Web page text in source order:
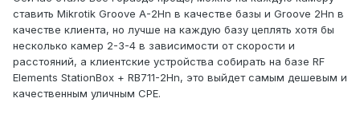
ставить Mikrotik Groove A-2Hn в качестве базы и Groove 2Hn в
качестве клиента, но лучше на каждую базу цеплять хотя бы
несколько камер 2-3-4 в зависимости от скорости и
расстояний, а клиентские устройства собирать на базе RF
Elements StationBox + RB711-2Hn, это выйдет самым дешевым и
качественным уличным CPE.